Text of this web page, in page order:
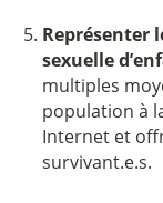
Représenter
sexuelle
multiples
population à
Internet et
survivant.e.s.